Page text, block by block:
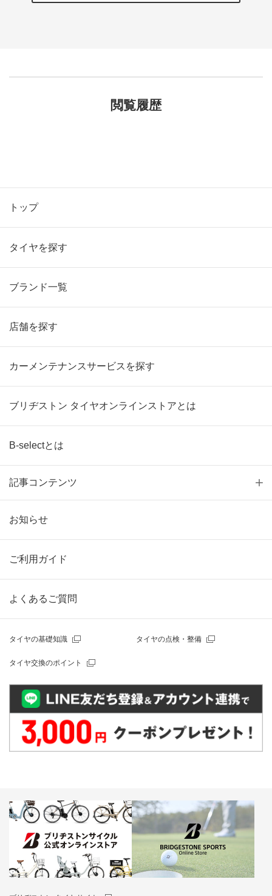
閲覧履歴
トップ
タイヤを探す
ブランド一覧
店舗を探す
カーメンテナンスサービスを探す
ブリヂストン タイヤオンラインストアとは
B-selectとは
記事コンテンツ
お知らせ
ご利用ガイド
よくあるご質問
タイヤの基礎知識 タイヤの点検・整備
タイヤ交換のポイント